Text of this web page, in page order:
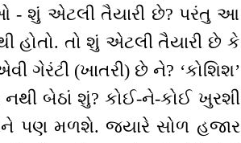
- શું એટલી તૈયારી છે? પરંતુ આ
હોતો. તો શું એટલી તૈયારી છે કે
ગેરંટી (ખાતરી) છે ને? ‘કોશિશ’
બેઠાં શું? કોઈ-ને-કોઈ ખુરશી
પણ મળશે. જ્યારે સોળ હજાર